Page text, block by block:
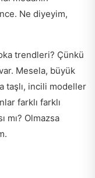
Ne diyeyim,
trendleri? Çünkü
Mesela, büyük
taşlı, incili modeller
farklı farklı
mı? Olmazsa